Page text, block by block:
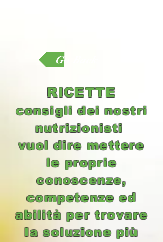
Go Back
RICETTE
consigli dei nostri
nutrizionisti
vuol dire mettere
le proprie
conoscenze,
competenze ed
abilità per trovare
la soluzione più